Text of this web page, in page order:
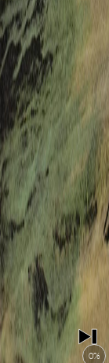
0%